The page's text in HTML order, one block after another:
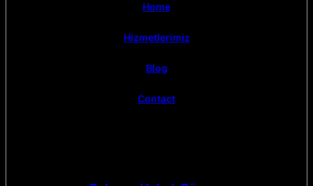
Home
Hizmetlerimiz
Blog
Contact